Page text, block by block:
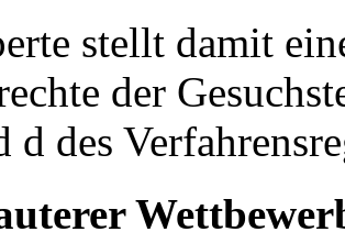
stellt damit
der
d des